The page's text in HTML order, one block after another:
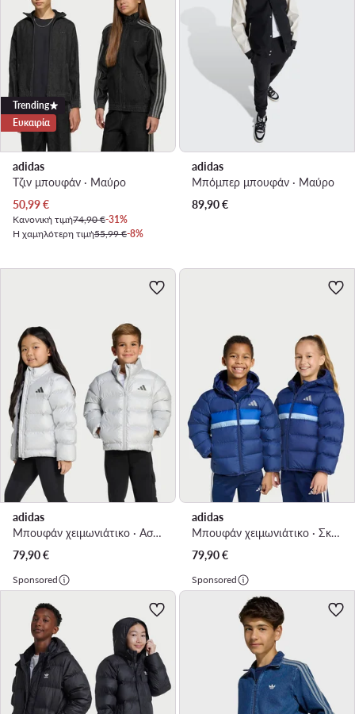
Trending
Ευκαιρία
adidas
Τζιν μπουφάν · Μαύρο
Τρέχουσα τιμή
50,99€
Κανονική τιμή74,90 €-31%
Η χαμηλότερη τιμή55,99 €-8%
adidas
Μπόμπερ μπουφάν · Μαύρο
89,90€
adidas
Μπουφάν χειμωνιάτικο · Ασημί
79,90€
adidas
Μπουφάν χειμωνιάτικο · Σκούρο μπλε
79,90€
Sponsored Sponsored